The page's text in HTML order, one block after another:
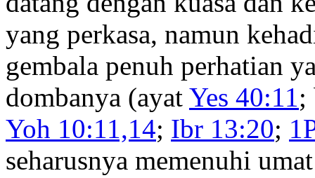
yang perkasa, namun
gembala penuh perhatian
dombanya (ayat Yes 40:11;
Yoh 10:11,14; Ibr 13:20;
seharusnya memenuhi